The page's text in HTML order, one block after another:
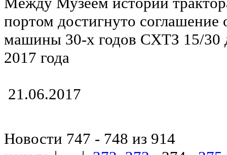
портом достигнуто соглашение
машины 30-х годов СХТЗ 15/30
2017 года
21.06.2017
Новости 747 - 748 из 914